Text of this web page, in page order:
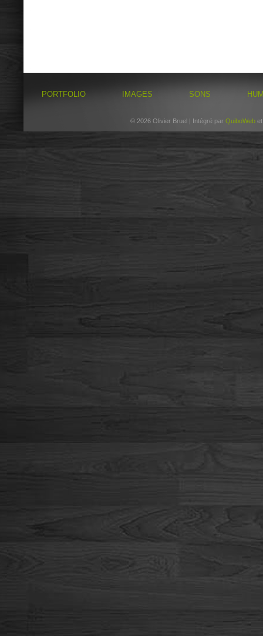
PORTFOLIO IMAGES SONS
© 2026 Olivier Bruel | Intégré par QuiboWeb